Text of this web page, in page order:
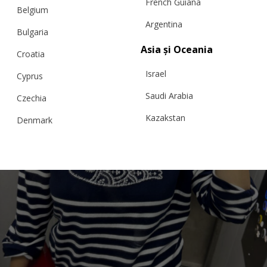
Belgium
Bulgaria
Croatia
Cyprus
Czechia
Denmark
France
Germany
Ireland
Italy
Argentina
Asia și Oceania
Israel
Saudi Arabia
Kazakstan
Hong Kong
China
Japan
Singapore